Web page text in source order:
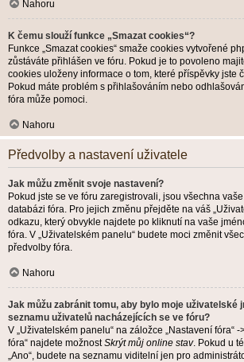
Nahoru
K čemu slouží funkce „Smazat cookies“?
Funkce „Smazat cookies“ smaže cookies vytvořené
zůstáváte přihlášen ve fóru. Pokud je to povoleno
cookies uloženy informace o tom, které příspěvky jste
Pokud máte problém s přihlašováním nebo
fóra může pomoci.
Nahoru
Předvolby a nastavení uživatele
Jak můžu změnit svoje nastavení?
Pokud jste se ve fóru zaregistrovali, jsou všechna
databázi fóra. Pro jejich změnu přejděte na váš
odkazu, který obvykle najdete po kliknutí na vaše
fóra. V „Uživatelském panelu“ budete moci změnit
předvolby fóra.
Nahoru
Jak můžu zabránit tomu, aby bylo moje uživatelské
seznamu uživatelů nacházejících se ve fóru?
V „Uživatelském panelu“ na záložce „Nastavení fóra“
fóra“ najdete možnostSkrýt můj online stav. Pokud u
„Ano“, budete na seznamu viditelní jen pro